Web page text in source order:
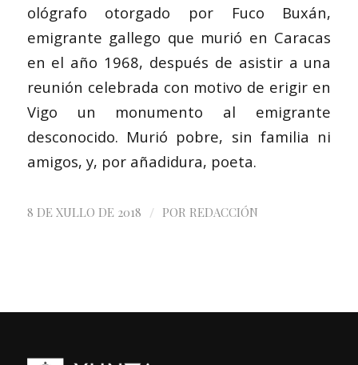
ológrafo otorgado por Fuco Buxán,
emigrante gallego que murió en Caracas
en el año 1968, después de asistir a una
reunión celebrada con motivo de erigir en
Vigo un monumento al emigrante
desconocido. Murió pobre, sin familia ni
amigos, y, por añadidura, poeta.
8 DE XULLO DE 2018 / POR REDACCIÓN